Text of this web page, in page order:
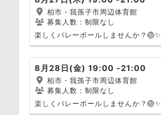
柏市・我孫子市周辺体育館
募集人数：制限なし
楽しくバレーボールしませんか？🏐✨
8月28日(金) 19:00 -21:00
柏市・我孫子市周辺体育館
募集人数：制限なし
楽しくバレーボールしませんか？🏐✨